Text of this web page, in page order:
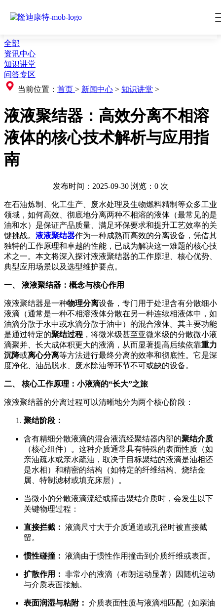
全部
资讯中心
知识讲堂
问答专区
当前位置： 首页 > 新闻中心 > 知识讲堂 >
液液聚结器：高效分离不相溶
液体的核心技术解析与应用指
南
发布时间：2025-09-30 浏览： 0 次
在石油炼制、化工生产、废水处理及生物燃料精制等众多工业
领域，如何高效、彻底地分离两种不相溶的液体（最常见的是
油和水）是保证产品质量、满足环保要求和提升工艺效率的关
键挑战。 液液聚结器作为一种成熟而高效的分离设备，凭借其
独特的工作原理和卓越的性能，已成为解决这一难题的核心技
术之一。本文将深入探讨液液聚结器的工作原理、核心优势、
典型应用场景以及选型维护要点。
一、 液液聚结器：概念与核心作用
液液聚结器是一种物理分离设备，专门用于处理含有分散细小
液滴（通常是一种不相溶液体分散在另一种连续相液体中，如
油滴分散于水中或水滴分散于油中）的混合液体。其主要功能
是通过特定的聚结过程 ，将微米级甚至亚微米级的分散微小液
滴聚并、长大成体积更大的液滴，从而显著提高后续依靠重力
沉降或离心分离等方法进行最终分离的效率和彻底性。它是深
度净化、油品脱水、废水除油等环节不可或缺的设备。
二、 核心工作原理：小液滴的“长大”之旅
液液聚结器的分离过程可以清晰地分为两个核心阶段：
聚结阶段：
含有精细分散液滴的混合液流经聚结器内部的聚结介质
（核心组件）。这种介质通常具有特殊的表面性质（如
亲油疏水或亲水疏油，取决于目标聚结的液滴是油相还
是水相）和精密的结构（如特定的纤维结构、烧结金
属、特制滤材或填充床层）。
当微小的分散液滴流经或撞击聚结介质时，会发生以下
关键物理过程：
直接拦截： 液滴尺寸大于介质通道或孔径时被直接截
留。
惯性碰撞： 液滴由于惯性作用撞击到介质纤维或表面。
扩散作用： 非常小的液滴（布朗运动显著）因随机运动
与介质表面接触。
表面润湿与粘附： 介质表面性质与液滴相匹配（如亲油